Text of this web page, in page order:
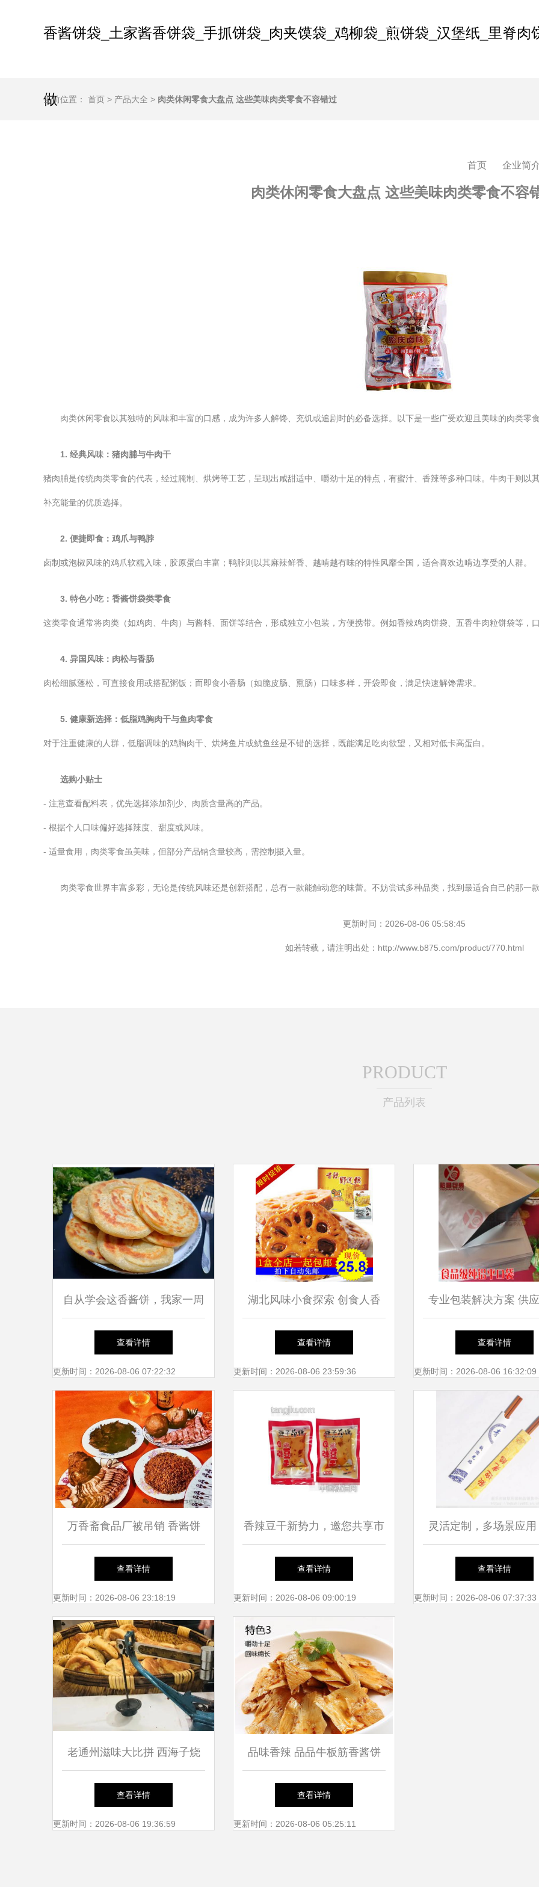
香酱饼袋_土家酱香饼袋_手抓饼袋_肉夹馍袋_鸡柳袋_煎饼袋_汉堡纸_里脊
做
首页 企业简
当前位置： 首页 > 产品大全 > 肉类休闲零食大盘点 这些美味肉类零食不容错过
肉类休闲零食大盘点 这些美味肉类零食不容
肉类休闲零食以其独特的风味和丰富的口感，成为许多人解馋、充饥或追剧时的必备选择。以下是一些广受欢迎且美味的肉类零
1. 经典风味：猪肉脯与牛肉干
猪肉脯是传统肉类零食的代表，经过腌制、烘烤等工艺，呈现出咸甜适中、嚼劲十足的特点，有蜜汁、香辣等多种口味。牛肉干则以
补充能量的优质选择。
2. 便捷即食：鸡爪与鸭脖
卤制或泡椒风味的鸡爪软糯入味，胶原蛋白丰富；鸭脖则以其麻辣鲜香、越啃越有味的特性风靡全国，适合喜欢边啃边享受的人群。
3. 特色小吃：香酱饼袋类零食
这类零食通常将肉类（如鸡肉、牛肉）与酱料、面饼等结合，形成独立小包装，方便携带。例如香辣鸡肉饼袋、五香牛肉粒饼袋等，
4. 异国风味：肉松与香肠
肉松细腻蓬松，可直接食用或搭配粥饭；而即食小香肠（如脆皮肠、熏肠）口味多样，开袋即食，满足快速解馋需求。
5. 健康新选择：低脂鸡胸肉干与鱼肉零食
对于注重健康的人群，低脂调味的鸡胸肉干、烘烤鱼片或鱿鱼丝是不错的选择，既能满足吃肉欲望，又相对低卡高蛋白。
选购小贴士
- 注意查看配料表，优先选择添加剂少、肉质含量高的产品。
- 根据个人口味偏好选择辣度、甜度或风味。
- 适量食用，肉类零食虽美味，但部分产品钠含量较高，需控制摄入量。
肉类零食世界丰富多彩，无论是传统风味还是创新搭配，总有一款能触动您的味蕾。不妨尝试多种品类，找到最适合自己的那一
更新时间：2026-08-06 05:58:45
如若转载，请注明出处：http://www.b875.com/product/770.html
PRODUCT
产品列表
自从学会这香酱饼，我家一周
一袋面，外酥里软香翻天
查看详情
更新时间：2026-08-06 07:22:32
湖北风味小食探索 创食人香
辣卤制野莲藕片
查看详情
更新时间：2026-08-06 23:59:36
专业包装解决方案 供
质铝塑复合袋，详析粉
铝塑包装袋价格，推荐
品铝塑袋厂家裕昌包装
饼袋定制
查看详情
更新时间：2026-08-06 16:32:09
万香斋食品厂被吊销 香酱饼
袋里的百年老字号兴衰史
查看详情
更新时间：2026-08-06 23:18:19
香辣豆干新势力，邀您共享市
场红利——临湘市美益添食品
厂诚招合作伙伴
查看详情
更新时间：2026-08-06 09:00:19
灵活定制，多场景应用
性筷子纸袋与扁平纸袋
之选
查看详情
更新时间：2026-08-06 07:37:33
老通州滋味大比拼 西海子烧
饼夹肉与香鼎香口袋夹肉的味
觉江湖
查看详情
更新时间：2026-08-06 19:36:59
品味香辣 品品牛板筋香酱饼
袋的独特风味
查看详情
更新时间：2026-08-06 05:25:11